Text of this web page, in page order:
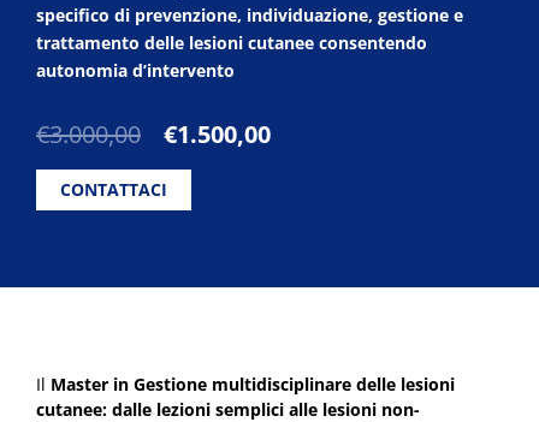
specifico di prevenzione, individuazione, gestione e
trattamento delle lesioni cutanee consentendo
autonomia d’intervento
€3.000,00
Il
originale
era:
€1.500,00Il
CONTATTACI
Il Master in Gestione multidisciplinare delle lesioni
cutanee: dalle lezioni semplici alle lesioni non-